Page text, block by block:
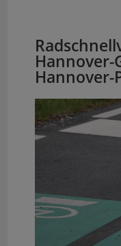
Hannover-
Hannover-